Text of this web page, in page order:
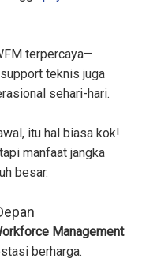
terpercaya—
teknis juga
sehari-hari.
itu hal biasa kok!
manfaat jangka
besar.
Management
berharga.